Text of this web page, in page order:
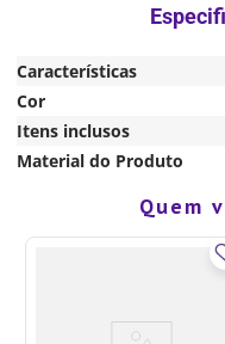
Características
Cor
Itens inclusos
Material do Produto
Quem